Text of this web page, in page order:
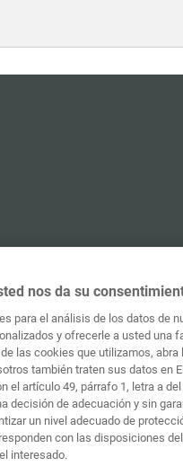
nos da su
para el análisis de los datos de
y ofrecerle a usted una
las cookies que utilizamos,
también traten sus datos en
el artículo 49, párrafo 1, letra a
decisión de adecuación y sin
un nivel adecuado de
con las disposiciones
interesado.